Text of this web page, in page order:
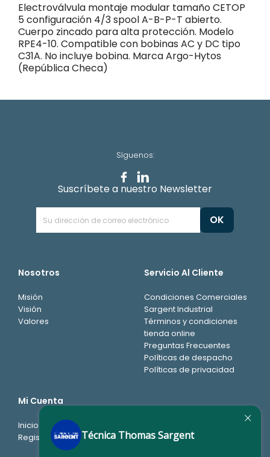
Electroválvula montaje modular tamaño CETOP
5 configuración 4/3 spool A-B-P-T abierto.
Cuerpo zincado para alta protección. Modelo
RPE4-10. Compatible con bobinas AC y DC tipo
C31A. No incluye bobina. Marca Argo-Hytos
(República Checa)
Nosotros
Misión
Visión
Valores
Servicio Al Cliente
Condiciones Comerciales
Sargent Industrial
Términos y condiciones
tienda online
Preguntas Frecuentes
Políticas de despacho
Políticas de privacidad
Mi Cuenta
Inicio de sesión
Registro
Síguenos:
Suscríbete a nuestro Newsletter
Técnica Thomas Sargent